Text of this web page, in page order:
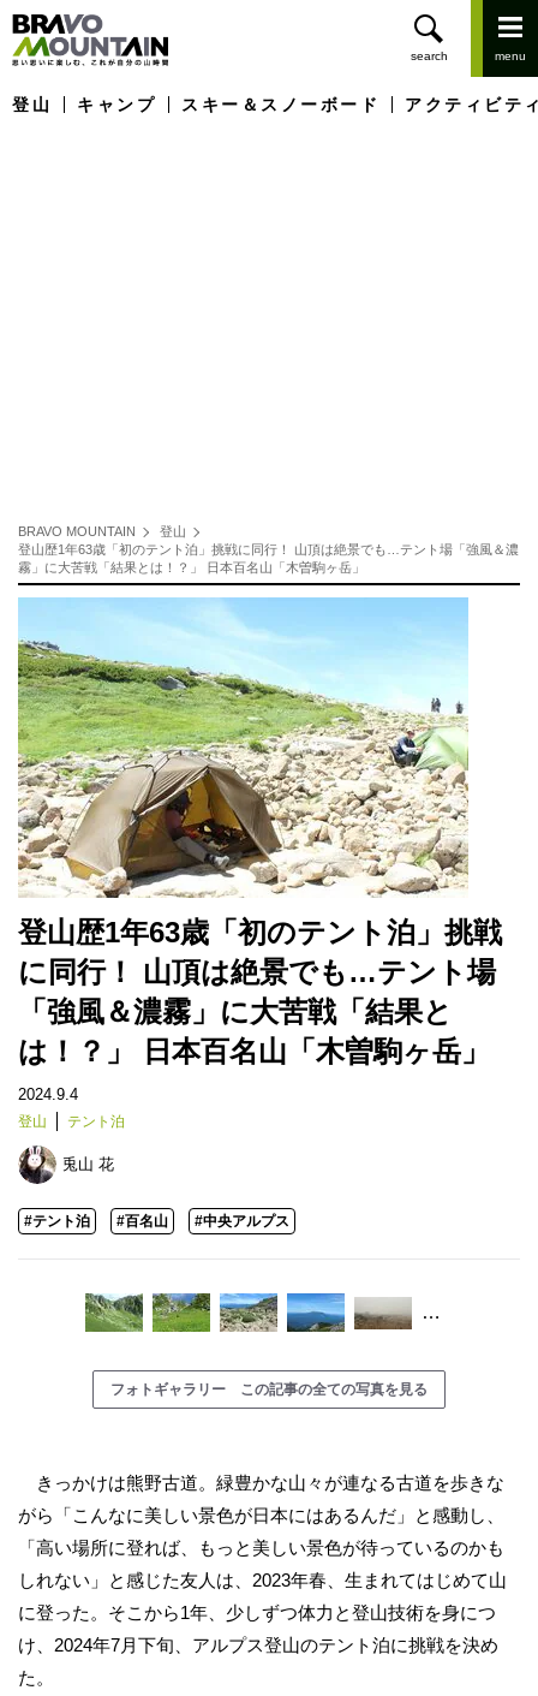
登山 キャンプ スキー＆スノーボード アクティビテ
BRAVO MOUNTAIN
登山
登山歴1年63歳「初のテント泊」挑戦に同行！ 山頂は絶景でも…テント場「強風＆濃
霧」に大苦戦「結果とは！？」 日本百名山「木曽駒ヶ岳」
登山歴1年63歳「初のテント泊」挑戦
に同行！ 山頂は絶景でも…テント場
「強風＆濃霧」に大苦戦「結果と
は！？」 日本百名山「木曽駒ヶ岳」
2024.9.4
登山 テント泊
兎山 花
#テント泊 #百名山 #中央アルプス
…
フォトギャラリー この記事の全ての写真を見る
きっかけは熊野古道。緑豊かな山々が連なる古道を歩きな
がら「こんなに美しい景色が日本にはあるんだ」と感動し、
「高い場所に登れば、もっと美しい景色が待っているのかも
しれない」と感じた友人は、2023年春、生まれてはじめて山
に登った。そこから1年、少しずつ体力と登山技術を身につ
け、2024年7月下旬、アルプス登山のテント泊に挑戦を決め
た。